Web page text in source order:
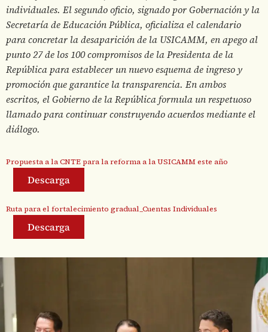
individuales. El segundo oficio, signado por Gobernación y la
Secretaría de Educación Pública, oficializa el calendario
para concretar la desaparición de la USICAMM, en apego al
punto 27 de los 100 compromisos de la Presidenta de la
República para establecer un nuevo esquema de ingreso y
promoción que garantice la transparencia. En ambos
escritos, el Gobierno de la República formula un respetuoso
llamado para continuar construyendo acuerdos mediante el
diálogo.
Propuesta a la CNTE para la reforma a la USICAMM este año
Descarga
Ruta para el fortalecimiento gradual_Cuentas Individuales
Descarga